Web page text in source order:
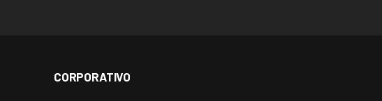
CORPORATIVO